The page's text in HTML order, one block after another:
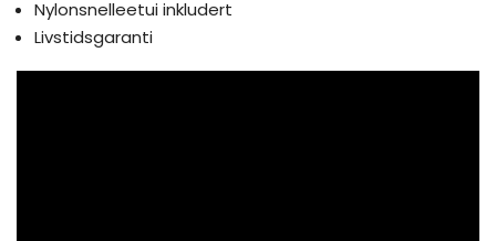
Nylonsnelleetui inkludert
Livstidsgaranti